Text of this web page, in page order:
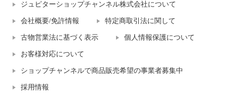
ジュピターショップチャンネル株式会社について
会社概要/免許情報 特定商取引法に関して
古物営業法に基づく表示 個人情報保護について
お客様対応について
ショップチャンネルで商品販売希望の事業者募集中
採用情報